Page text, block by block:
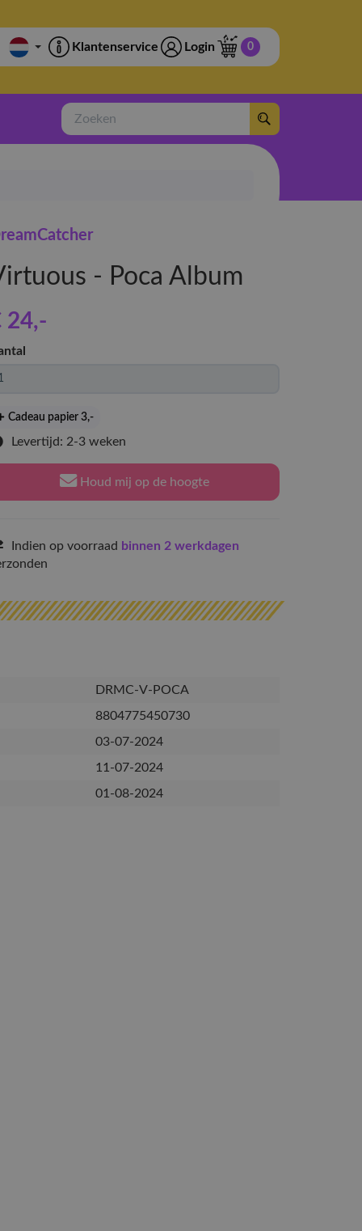
Klantenservice Login 0
Zoeken
- Poca Album
24,-
Cadeau papier 3,-
Levertijd: 2-3 weken
Houd mij op de hoogte
Indien op voorraad binnen 2 werkdagen
DRMC-V-POCA
8804775450730
03-07-2024
11-07-2024
01-08-2024